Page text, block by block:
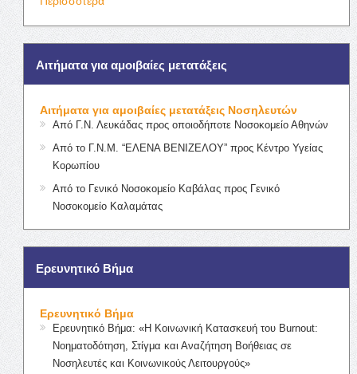
Αιτήματα για αμοιβαίες μετατάξεις
Αιτήματα για αμοιβαίες μετατάξεις Νοσηλευτών
Από Γ.Ν. Λευκάδας προς οποιοδήποτε Νοσοκομείο Αθηνών
Από το Γ.Ν.Μ. “ΕΛΕΝΑ ΒΕΝΙΖΕΛΟΥ” προς Κέντρο Υγείας
Κορωπίου
Από το Γενικό Νοσοκομείο Καβάλας προς Γενικό
Νοσοκομείο Καλαμάτας
Ερευνητικό Βήμα
Ερευνητικό Βήμα
Ερευνητικό Βήμα: «Η Κοινωνική Κατασκευή του Burnout:
Νοηματοδότηση, Στίγμα και Αναζήτηση Βοήθειας σε
Νοσηλευτές και Κοινωνικούς Λειτουργούς»